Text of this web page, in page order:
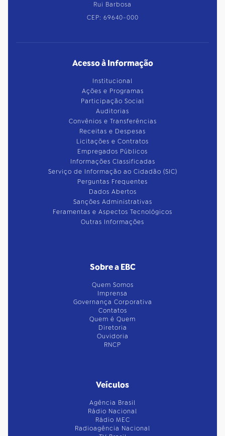
Rui Barbosa
CEP: 69640-000
Acesso à Informação
Institucional
Ações e Programas
Participação Social
Auditorias
Convênios e Transferências
Receitas e Despesas
Licitações e Contratos
Empregados Públicos
Informações Classificadas
Serviço de Informação ao Cidadão (SIC)
Perguntas Frequentes
Dados Abertos
Sanções Administrativas
Feramentas e Aspectos Tecnológicos
Outras Informações
Sobre a EBC
Quem Somos
Imprensa
Governança Corporativa
Contatos
Quem é Quem
Diretoria
Ouvidoria
RNCP
Veículos
Agência Brasil
Rádio Nacional
Rádio MEC
Radioagência Nacional